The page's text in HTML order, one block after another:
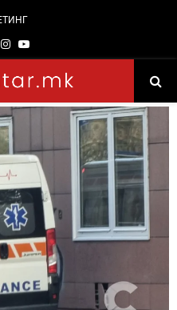
Instagram
Youtube